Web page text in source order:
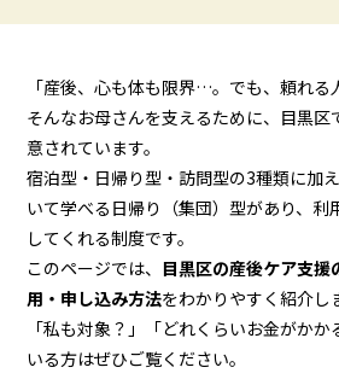
「産後、心も体も限界…。でも、頼れる
そんなお母さんを支えるために、目黒区
意されています。
宿泊型・日帰り型・訪問型の3種類に加
いて学べる日帰り（集団）型があり、利
してくれる制度です。
このページでは、 目黒区の産後ケア支援
用・申し込み方法をわかりやすく紹介し
「私も対象？」「どれくらいお金がか
いる方はぜひご覧ください。